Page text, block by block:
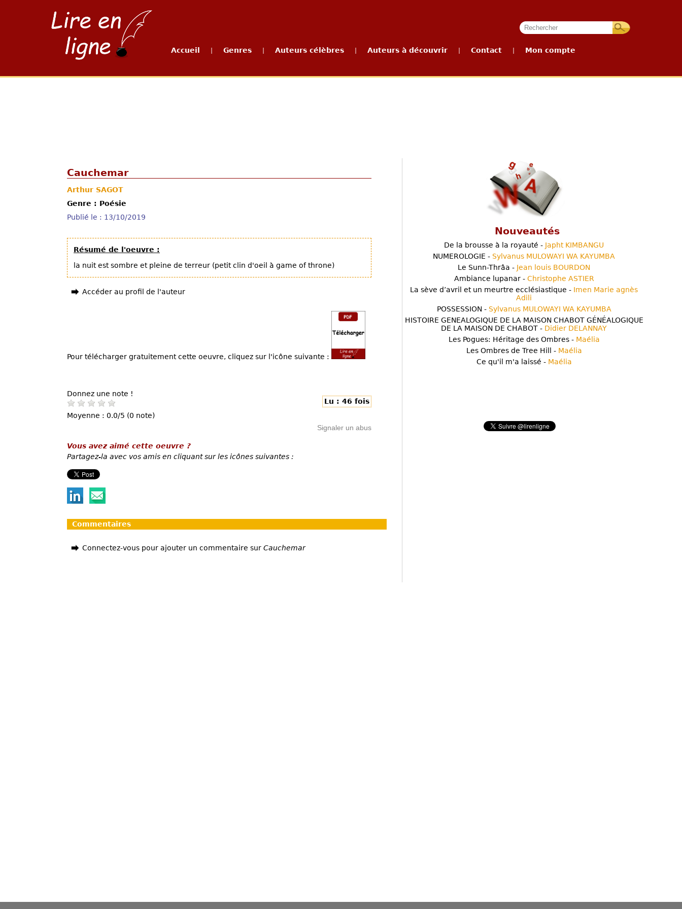
Accueil Genres Auteurs célèbres Auteurs à découvrir Contact Mon compte
Cauchemar
Arthur SAGOT
Genre : Poésie
Publié le : 13/10/2019
Résumé de l'oeuvre :
la nuit est sombre et pleine de terreur (petit clin d'oeil à game of throne)
Accéder au profil de l'auteur
Pour télécharger gratuitement cette oeuvre, cliquez sur l'icône suivante :
Donnez une note !
Moyenne : 0.0/5 (0 note)
Lu : 46 fois
Signaler un abus
Vous avez aimé cette oeuvre ?
Partagez-la avec vos amis en cliquant sur les icônes suivantes :
Commentaires
Connectez-vous pour ajouter un commentaire sur Cauchemar
Nouveautés
De la brousse à la royauté - Japht KIMBANGU
NUMEROLOGIE - Sylvanus MULOWAYI WA KAYUMBA
Le Sunn-Thrâa - Jean louis BOURDON
Ambiance lupanar - Christophe ASTIER
La sève d’avril et un meurtre ecclésiastique - Imen Marie agnès
Adili
POSSESSION - Sylvanus MULOWAYI WA KAYUMBA
HISTOIRE GENEALOGIQUE DE LA MAISON CHABOT GÉNÉALOGIQUE
DE LA MAISON DE CHABOT - Didier DELANNAY
Les Pogues: Héritage des Ombres - Maélia
Les Ombres de Tree Hill - Maélia
Ce qu'il m'a laissé - Maélia